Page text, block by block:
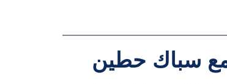
مع سباك حطين